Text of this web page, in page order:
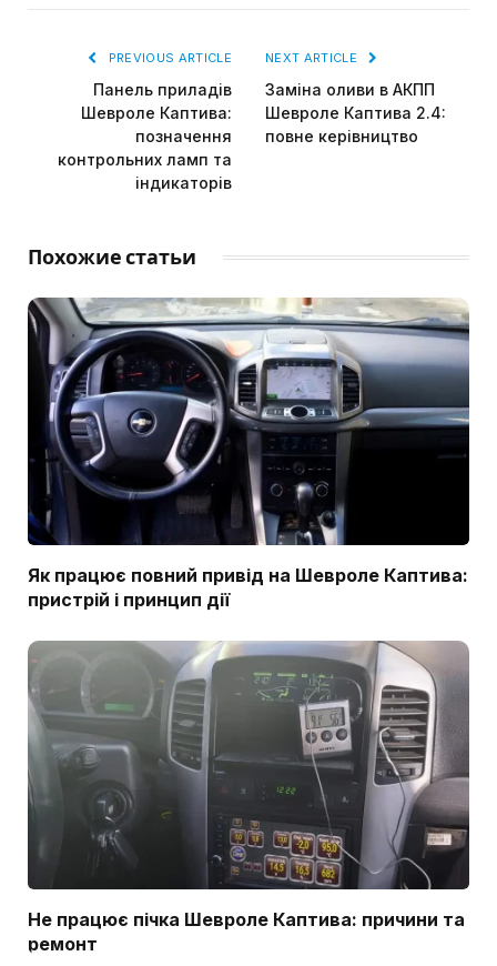
PREVIOUS ARTICLE
Панель приладів
Шевроле Каптива:
позначення
контрольних ламп та
індикаторів
NEXT ARTICLE
Заміна оливи в АКПП
Шевроле Каптива 2.4:
повне керівництво
Похожие статьи
Як працює повний привід на Шевроле Каптива:
пристрій і принцип дії
Не працює пічка Шевроле Каптива: причини та
ремонт